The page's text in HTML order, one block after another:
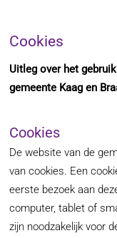
Cookies
Uitleg over het
gemeente Kaag en
Cookies
De website van de
van cookies. Een
eerste bezoek aan
computer, tablet of
zijn noodzakelijk voor